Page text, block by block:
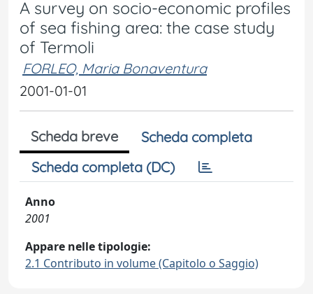
A survey on socio-economic profiles
of sea fishing area: the case study
of Termoli
FORLEO, Maria Bonaventura
2001-01-01
Scheda breve
Scheda completa
Scheda completa (DC)
Anno
2001
Appare nelle tipologie:
2.1 Contributo in volume (Capitolo o Saggio)